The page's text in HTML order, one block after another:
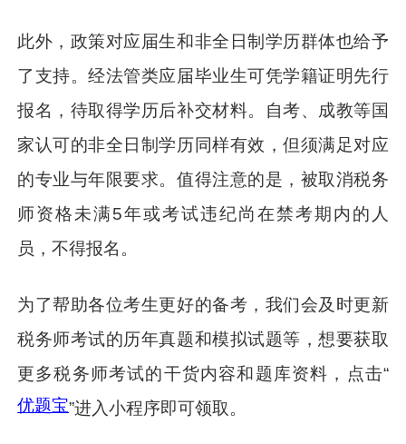
此外，政策对应届生和非全日制学历群体也给予
了支持。经法管类应届毕业生可凭学籍证明先行
报名，待取得学历后补交材料。自考、成教等国
家认可的非全日制学历同样有效，但须满足对应
的专业与年限要求。值得注意的是，被取消税务
师资格未满5年或考试违纪尚在禁考期内的人
员，不得报名。
为了帮助各位考生更好的备考，我们会及时更新
税务师考试的历年真题和模拟试题等，想要获取
更多税务师考试的干货内容和题库资料，点击“
优题宝”进入小程序即可领取。